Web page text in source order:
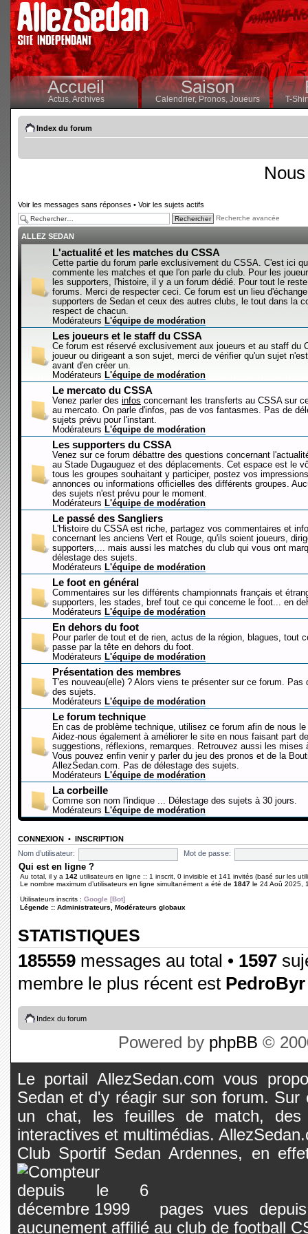
Accueil
Actus,Archives
Saison
Calendrier,Pronos, Joueurs T-
Index du forum
Voir les messages sans réponses • Voir les sujets actifs
Recherche avancée
ALLEZ SEDAN
L'actualité et les matches du CSSA
Cette partie du forum parle exclusivement du CSSA. C'est ici
commente les matches et que l'on parle du club. Pour les
les supporters, l'histoire, il y a un forum dédié. Pour tout le
forums. Merci de respecter ceci. Ce forum est un lieu
supporters de Sedan et ceux des autres clubs, le tout dans la
respect de chacun.
Modérateurs L'équipe de modération
Les joueurs et le staff du CSSA
Ce forum est réservé exclusivement aux joueurs et au staff du
joueur ou dirigeant a son sujet, merci de vérifier qu'un sujet
avant d'en créer un.
Modérateurs L'équipe de modération
Le mercato du CSSA
Venez parler des infos concernant les transferts au CSSA sur
au mercato. On parle d'infos, pas de vos fantasmes. Pas de
sujets prévu pour l'instant.
Modérateurs L'équipe de modération
Les supporters du CSSA
Venez sur ce forum débattre des questions concernant
au Stade Dugauguez et des déplacements. Cet espace est le
tous les groupes souhaitant y participer, postez vos
annonces ou informations officielles des différents groupes.
des sujets n'est prévu pour le moment.
Modérateurs L'équipe de modération
Le passé des Sangliers
L'Histoire du CSSA est riche, partagez vos commentaires et
concernant les anciens Vert et Rouge, qu'ils soient joueurs,
supporters,... mais aussi les matches du club qui vous ont
délestage des sujets.
Modérateurs L'équipe de modération
Le foot en général
Commentaires sur les différents championnats français et
supporters, les stades, bref tout ce qui concerne le foot... en
Modérateurs L'équipe de modération
En dehors du foot
Pour parler de tout et de rien, actus de la région, blagues, tout
passe par la tête en dehors du foot.
Modérateurs L'équipe de modération
Présentation des membres
T'es nouveau(elle) ? Alors viens te présenter sur ce forum. Pas
des sujets.
Modérateurs L'équipe de modération
Le forum technique
En cas de problème technique, utilisez ce forum afin de nous le
Aidez-nous également à améliorer le site en nous faisant part
suggestions, réflexions, remarques. Retrouvez aussi les mises
Vous pouvez enfin venir y parler du jeu des pronos et de la
AllezSedan.com. Pas de délestage des sujets.
Modérateurs L'équipe de modération
La corbeille
Comme son nom l'indique ... Délestage des sujets à 30 jours.
Modérateurs L'équipe de modération
CONNEXION • INSCRIPTION
Nom d’utilisateur:
Mot de passe:
Qui est en ligne ?
Au total, il y a 142 utilisateurs en ligne :: 1 inscrit, 0 invisible et 141 invités (basé sur les
Le nombre maximum d’utilisateurs en ligne simultanément a été de 1847 le 24 Aoû 2025,
Utilisateurs inscrits : Google [Bot]
Légende :: Administrateurs Modérateurs globaux
STATISTIQUES
185559 messages au total • 1597
membre le plus récent est PedroByr
Index du forum
Powered by phpBB ©
Le portail AllezSedan.com vous
Sedan et d'y réagir sur son forum.
un chat, les feuilles de match, des
interactives et multimédias.
Club Sportif Sedan Ardennes, en
pages vues
aucunement affilié au club de football